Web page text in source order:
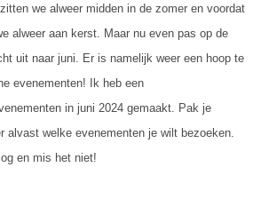
we alweer midden in de zomer en voordat
alweer aan kerst. Maar nu even pas op de
uit naar juni. Er is namelijk weer een hoop te
evenementen! Ik heb een
in juni 2024 gemaakt. Pak je
alvast welke evenementen je wilt bezoeken.
en mis het niet!